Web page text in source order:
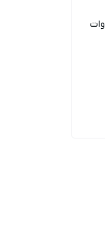
لامپ متال هالید 250 وات